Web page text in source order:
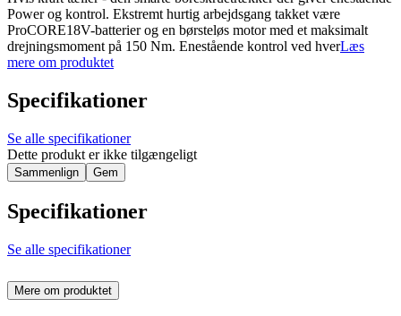
Power og kontrol. Ekstremt hurtig arbejdsgang takket være
ProCORE18V-batterier og en børsteløs motor med et maksimalt
drejningsmoment på 150 Nm. Enestående kontrol ved hverLæs
mere om produktet
Specifikationer
Se alle specifikationer
Dette produkt er ikke tilgængeligt
Sammenlign Gem
Specifikationer
Se alle specifikationer
Mere om produktet